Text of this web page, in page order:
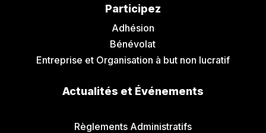
Participez
Adhésion
Bénévolat
Entreprise et Organisation à but non lucratif
Actualités et Événements
Règlements Administratifs